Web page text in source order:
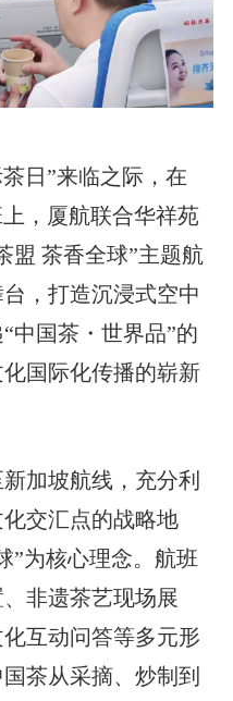
日”来临之际，在
，厦航联合华祥苑
盟 茶香全球”主题航
，打造沉浸式空中
中国茶・世界品”的
国际化传播的崭新
加坡航线，充分利
交汇点的战略地
”为核心理念。航班
、非遗茶艺现场展
互动问答等多元形
茶从采摘、炒制到